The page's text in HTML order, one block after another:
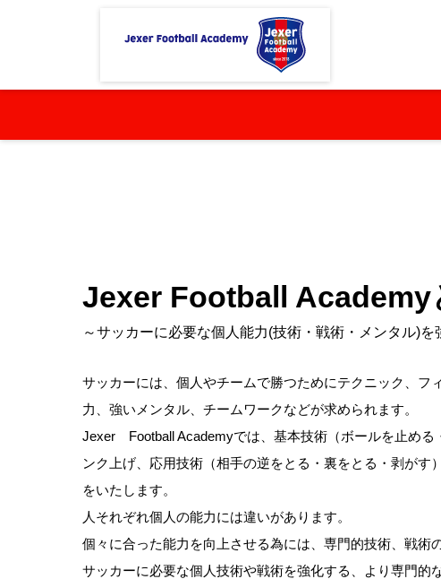
Jexer Football Academy
～サッカーに必要な個人能力(技術・戦術・メンタル)を
サッカーには、個人やチームで勝つためにテクニック、フ
力、強いメンタル、チームワークなどが求められます。
Jexer Football Academyでは、基本技術（ボールを止める
ンク上げ、応用技術（相手の逆をとる・裏をとる・剥がす
をいたします。
人それぞれ個人の能力には違いがあります。
個々に合った能力を向上させる為には、専門的技術、戦術
サッカーに必要な個人技術や戦術を強化する、より専門的